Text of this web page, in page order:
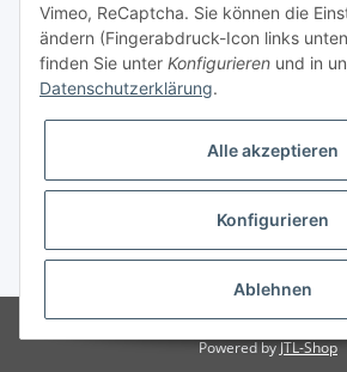
Almenweg 27
67256 Weisenheim am Sand
E-Mail: info@turboloch.de
Impressum
* Alle Preise inkl. gesetzlicher USt., zzgl.Versand
© Turboloch GmbH
Powered byJTL-Shop
Vimeo, ReCaptcha. Sie können die
ändern (Fingerabdruck-Icon links
finden Sie unter Konfigurieren und in
Datenschutzerklärung.
Alle akzeptieren
Konfigurieren
Ablehnen